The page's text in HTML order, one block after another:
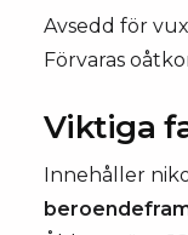
Avsedd för
Förvaras
Viktiga
Innehåller